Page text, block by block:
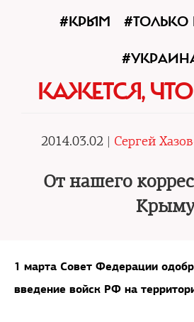
#КРЫМ #ТОЛЬКО
КАЖЕТСЯ,
2014.03.02 | Сергей
От нашего
1 марта Совет Федерации
введение войск РФ на